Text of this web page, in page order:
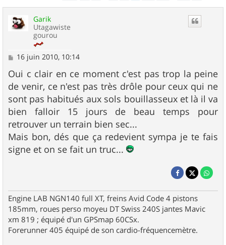
Garik
Utagawiste
gourou
M
s
s
a
g
e
16 juin 2010, 10:14
Oui c clair en ce moment c'est pas trop la peine
de venir, ce n'est pas très drôle pour ceux qui ne
sont pas habitués aux sols bouillasseux et là il va
bien falloir 15 jours de beau temps pour
retrouver un terrain bien sec...
Mais bon, dés que ça redevient sympa je te fais
signe et on se fait un truc...
Engine LAB NGN140 full XT, freins Avid Code 4 pistons
185mm, roues perso moyeu DT Swiss 240S jantes Mavic
xm 819 ; équipé d'un GPSmap 60CSx.
Forerunner 405 équipé de son cardio-fréquencemètre.